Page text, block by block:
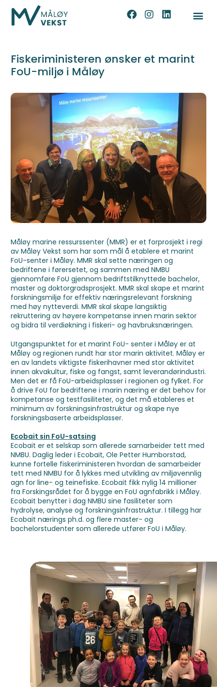
Fiskeriministeren ønsker et marint
FoU-miljø i Måløy
Måløy marine ressurssenter (MMR) er et forprosjekt i regi
av Måløy Vekst som har som mål å etablere et marint
FoU-senter i Måløy. MMR skal sette næringen og
bedriftene i førersetet, og sammen med NMBU
gjennomføre FoU gjennom bedriftstilknyttede bachelor,
master og doktorgradsprosjekt. MMR skal skape et marint
forskningsmiljø for effektiv næringsrelevant forskning
med høy nytteverdi. MMR skal skape langsiktig
rekruttering av høyere kompetanse innen marin sektor
og bidra til verdiøkning i fiskeri- og havbruksnæringen.
Utgangspunktet for et marint FoU- senter i Måløy er at
Måløy og regionen rundt har stor marin aktivitet. Måløy er
en av landets viktigste fiskerihavner med stor aktivitet
innen akvakultur, fiske og fangst, samt leverandørindustri.
Men det er få FoU-arbeidsplasser i regionen og fylket. For
å drive FoU for bedriftene i marin næring er det behov for
kompetanse og testfasiliteter, og det må etableres et
minimum av forskningsinfrastruktur og skape nye
forskningsbaserte arbeidsplasser.
Ecobait sin FoU-satsing
Ecobait er et selskap som allerede samarbeider tett med
NMBU. Daglig leder i Ecobait, Ole Petter Humborstad,
kunne fortelle fiskeriministeren hvordan de samarbeider
tett med NMBU for å lykkes med utvikling av miljøvennlig
agn for line- og teinefiske. Ecobait fikk nylig 14 millioner
fra Forskingsrådet for å bygge en FoU agnfabrikk i Måløy.
Ecobait benytter i dag NMBU sine fasiliteter som
hydrolyse, analyse og forskningsinfrastruktur. I tillegg har
Ecobait nærings ph.d. og flere master- og
bachelorstudenter som allerede utfører FoU i Måløy.